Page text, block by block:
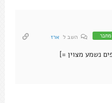
מחבר השב ל ארז
נשמע מצוין =]